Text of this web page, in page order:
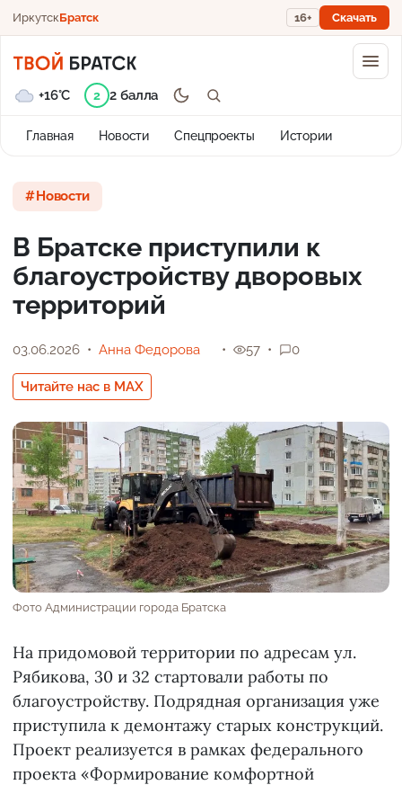
ИркутскБратск 16+ Скачать
Главная Новости Спецпроекты Истории
+16°C 2 2 балла
Новости
В Братске приступили к
благоустройству дворовых
территорий
03.06.2026 Анна Федорова
Читайте нас в MAX
57 0
Фото Администрации города Братска
На придомовой территории по адресам ул.
Рябикова, 30 и 32 стартовали работы по
благоустройству. Подрядная организация уже
приступила к демонтажу старых конструкций.
Проект реализуется в рамках федерального
проекта «Формирование комфортной